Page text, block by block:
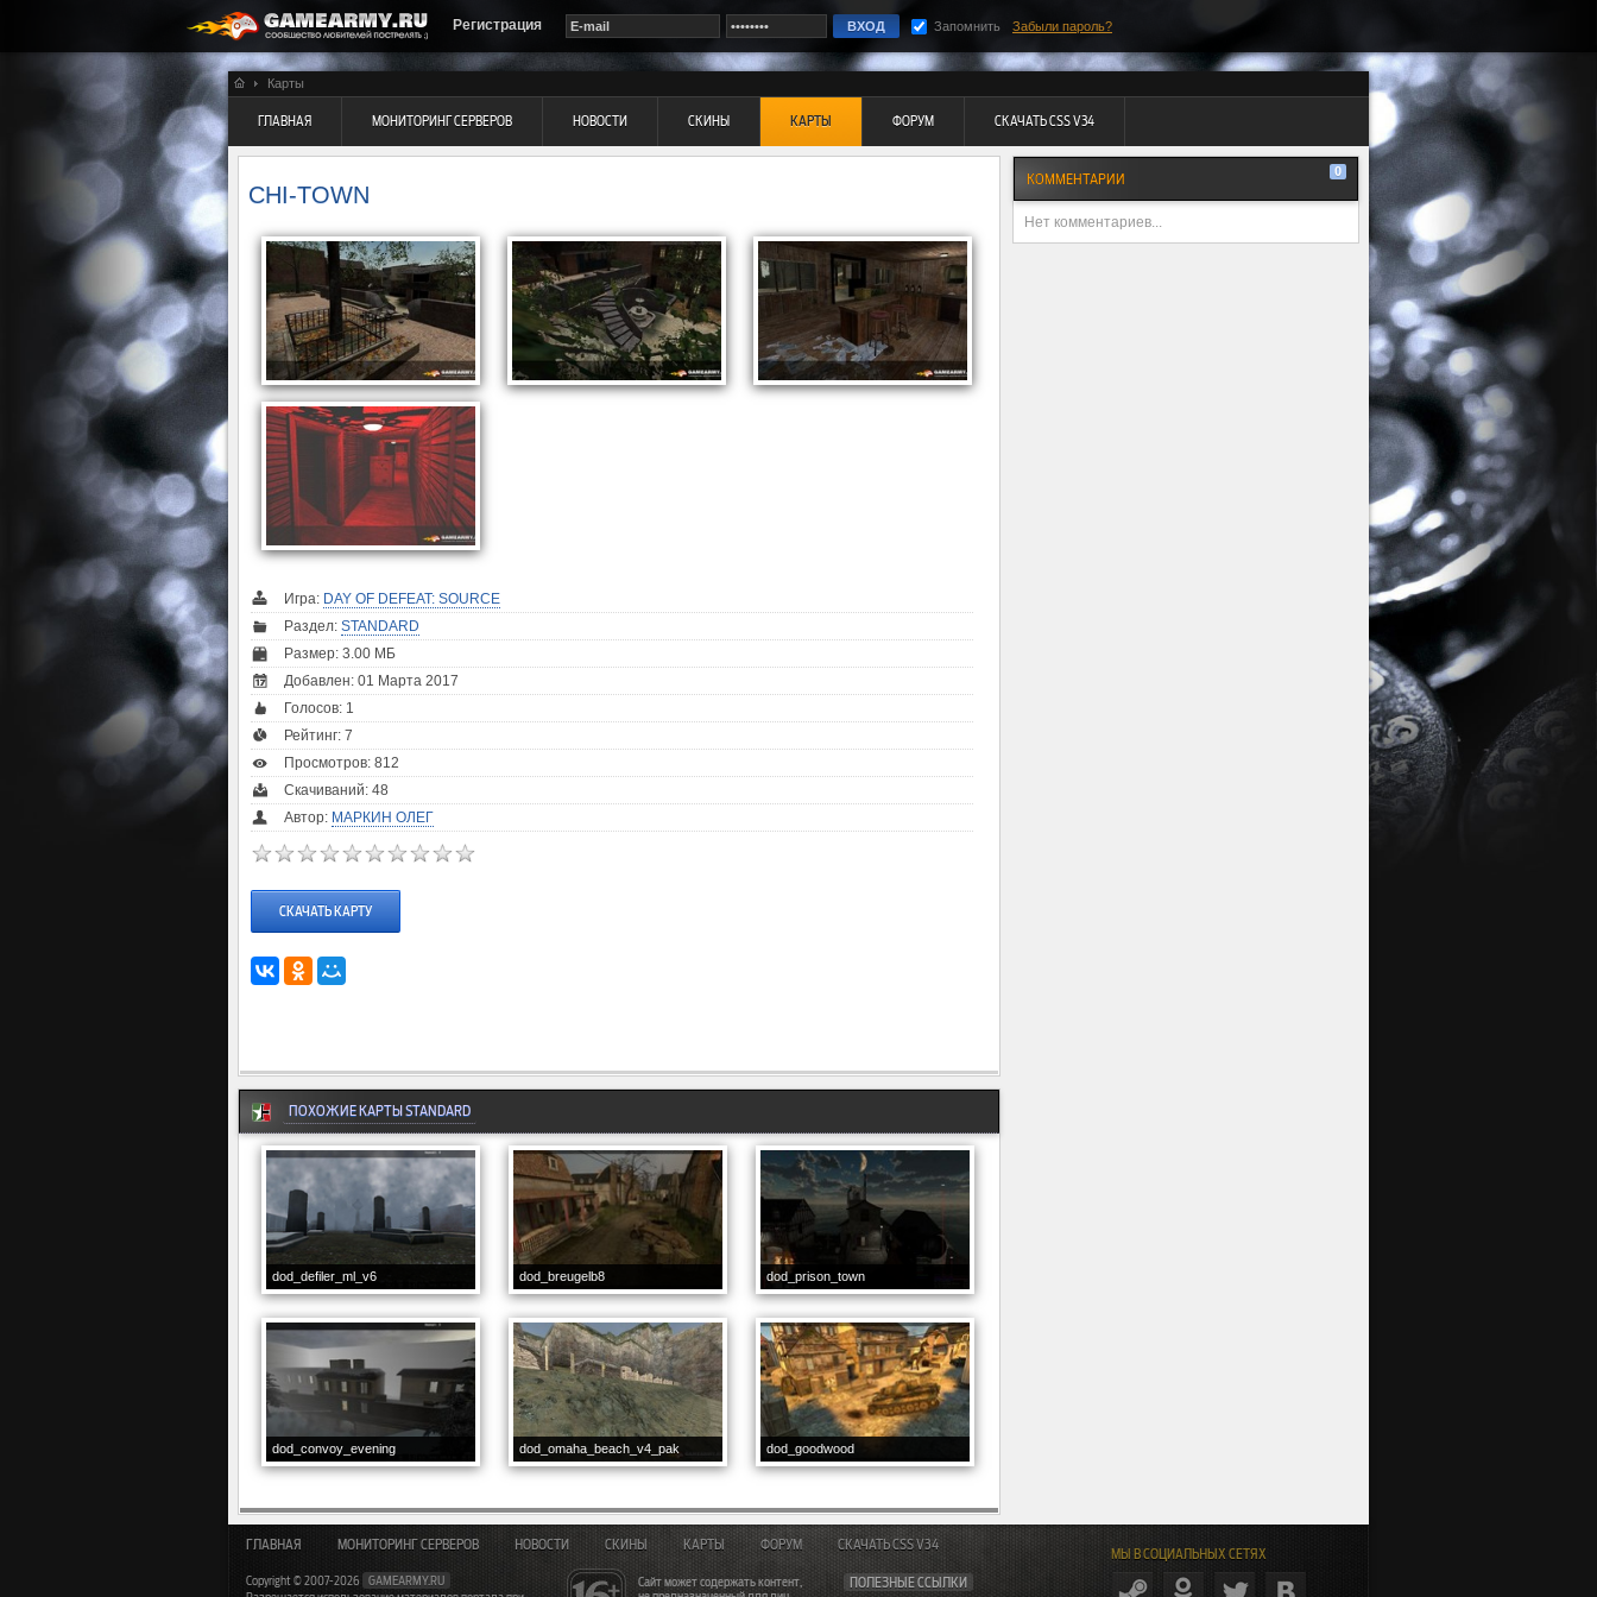
Регистрация Запомнить Забыли пароль?
Карты
ГЛАВНАЯ МОНИТОРИНГ СЕРВЕРОВ НОВОСТИ СКИНЫ КАРТЫ ФОРУМ СКАЧАТЬ CSS V34
CHI-TOWN
Игра: DAY OF DEFEAT: SOURCE
Раздел: STANDARD
Размер: 3.00 МБ
Добавлен: 01 Марта 2017
Голосов: 1
Рейтинг: 7
Просмотров: 812
Скачиваний: 48
Автор: МАРКИН ОЛЕГ
СКАЧАТЬ КАРТУ
ПОХОЖИЕ КАРТЫ STANDARD
dod_defiler_ml_v6 dod_breugelb8 dod_prison_town
dod_convoy_evening dod_omaha_beach_v4_pak dod_goodwood
КОММЕНТАРИИ 0
Нет комментариев...
МЫ В СОЦИАЛЬНЫХ СЕТЯХ
Сайт может содержать контент,
ПОЛЕЗНЫЕ ССЫЛКИ
ГЛАВНАЯ МОНИТОРИНГ СЕРВЕРОВ НОВОСТИ СКИНЫ КАРТЫ ФОРУМ СКАЧАТЬ CSS V34
Copyright © 2007-2026
GAMEARMY.RU